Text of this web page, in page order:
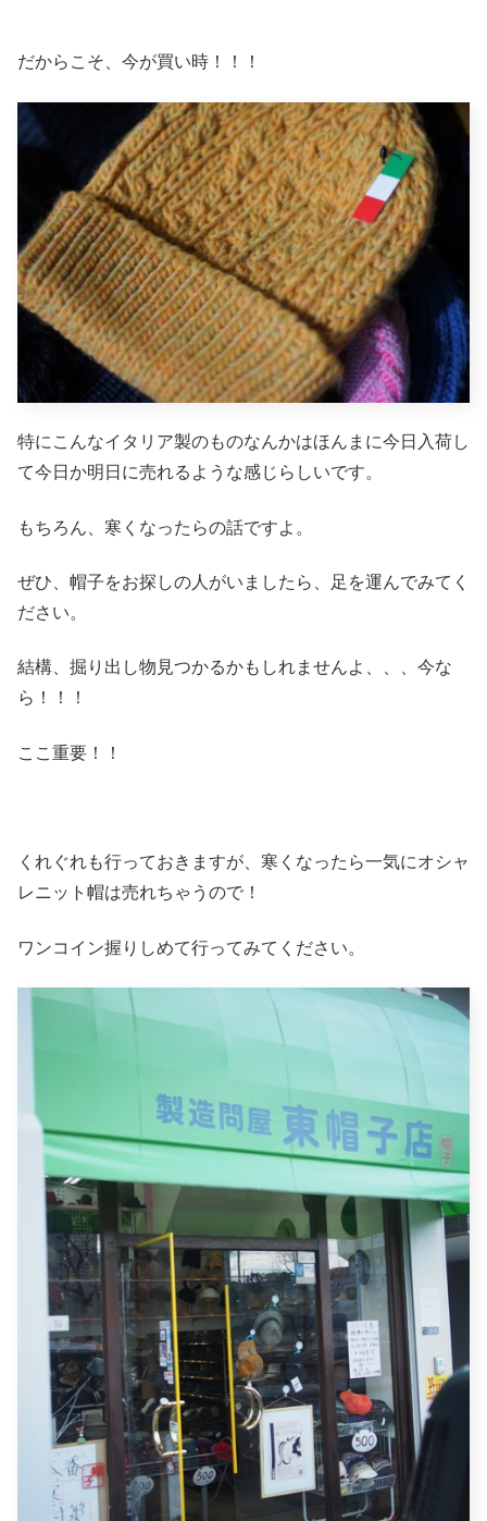
だからこそ、今が買い時！！！
特にこんなイタリア製のものなんかはほんまに今日入荷し
て今日か明日に売れるような感じらしいです。
もちろん、寒くなったらの話ですよ。
ぜひ、帽子をお探しの人がいましたら、足を運んでみてく
ださい。
結構、掘り出し物見つかるかもしれませんよ、、、今な
ら！！！
ここ重要！！
くれぐれも行っておきますが、寒くなったら一気にオシャ
レニット帽は売れちゃうので！
ワンコイン握りしめて行ってみてください。